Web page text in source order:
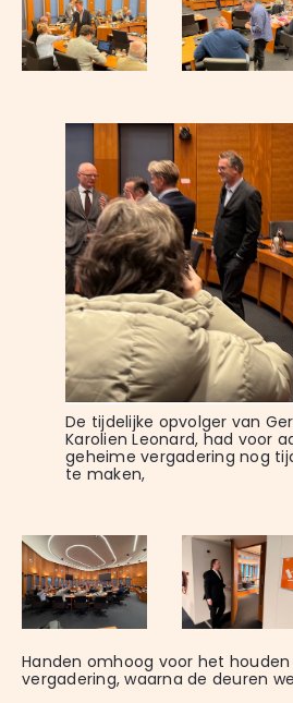
De tijdelijke opvolger van
Karolien Leonard, had voor
geheime vergadering nog
te maken,
Handen omhoog voor het
vergadering, waarna de deuren